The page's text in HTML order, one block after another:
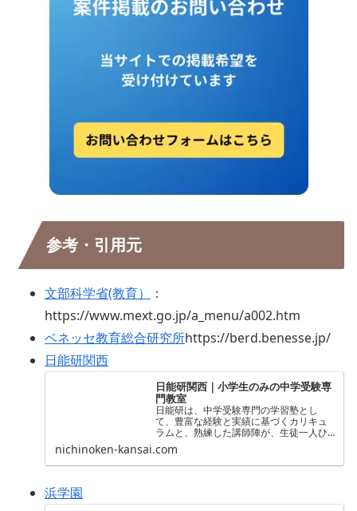
参考・引用元
文部科学省(教育）
：
https://www.mext.go.jp/a_menu/a002.htm
ベネッセ教育総合研究所https://berd.benesse.jp/
日能研関西
日能研関西｜小学生のみの中学受験専
門教室
日能研は、中学受験専門の学習塾とし
て、豊富な経験と実績に基づくカリキュ
ラムと、熟練した講師陣が、生徒一人ひ
志望校合格に向けたサポートを全力で行
います。
nichinoken-kansai.com
浜学園